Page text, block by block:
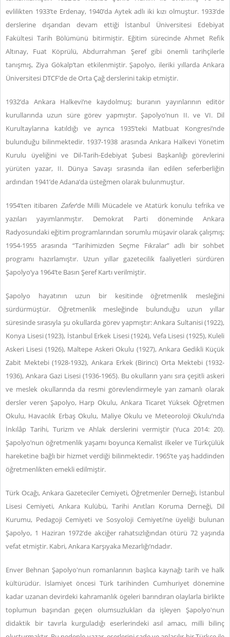
evlilikten 1933’te Erdenay, 1940’da Aytek adlı iki kızı olmuştur. 1933’de
derslerine dışarıdan devam ettiği İstanbul Üniversitesi Edebiyat
Fakültesi Tarih Bölümünü bitirmiştir. Eğitim sürecinde Ahmet Refik
Altınay, Fuat Köprülü, Abdurrahman Şeref gibi önemli tarihçilerle
tanışmış, Ziya Gökalp’tan etkilenmiştir. Şapolyo, ileriki yıllarda Ankara
Üniversitesi DTCF’de de Orta Çağ derslerini takip etmiştir.
1932’da Ankara Halkevi’ne kaydolmuş; buranın yayınlarının editör
kurullarında uzun süre görev yapmıştır. Şapolyo’nun II. ve VI. Dil
Kurultaylarına katıldığı ve ayrıca 1935’teki Matbuat Kongresi’nde
bulunduğu bilinmektedir. 1937-1938 arasında Ankara Halkevi Yönetim
Kurulu üyeliğini ve Dil-Tarih-Edebiyat Şubesi Başkanlığı görevlerini
yürüten yazar, II. Dünya Savaşı sırasında ilan edilen seferberliğin
ardından 1941’de Adana’da üsteğmen olarak bulunmuştur.
1954’ten itibaren Zafer’de Milli Mücadele ve Atatürk konulu tefrika ve
yazıları yayımlanmıştır. Demokrat Parti döneminde Ankara
Radyosundaki eğitim programlarından sorumlu müşavir olarak çalışmış;
1954-1955 arasında “Tarihimizden Seçme Fıkralar” adlı bir sohbet
programı hazırlamıştır. Uzun yıllar gazetecilik faaliyetleri sürdüren
Şapolyo’ya 1964’te Basın Şeref Kartı verilmiştir.
Şapolyo hayatının uzun bir kesitinde öğretmenlik mesleğini
sürdürmüştür. Öğretmenlik mesleğinde bulunduğu uzun yıllar
süresinde sırasıyla şu okullarda görev yapmıştır: Ankara Sultanisi (1922),
Konya Lisesi (1923), İstanbul Erkek Lisesi (1924), Vefa Lisesi (1925), Kuleli
Askeri Lisesi (1926), Maltepe Askeri Okulu (1927), Ankara Gedikli Küçük
Zabit Mektebi (1928-1932), Ankara Erkek (Birinci) Orta Mektebi (1932-
1936), Ankara Gazi Lisesi (1936-1965). Bu okulların yanı sıra çeşitli askeri
ve meslek okullarında da resmi görevlendirmeyle yarı zamanlı olarak
dersler veren Şapolyo, Harp Okulu, Ankara Ticaret Yüksek Öğretmen
Okulu, Havacılık Erbaş Okulu, Maliye Okulu ve Meteoroloji Okulu’nda
İnkılâp Tarihi, Turizm ve Ahlak derslerini vermiştir (Yuca 2014: 20).
Şapolyo’nun öğretmenlik yaşamı boyunca Kemalist ilkeler ve Türkçülük
hareketine bağlı bir hizmet verdiği bilinmektedir. 1965’te yaş haddinden
öğretmenlikten emekli edilmiştir.
Türk Ocağı, Ankara Gazeteciler Cemiyeti, Öğretmenler Derneği, İstanbul
Lisesi Cemiyeti, Ankara Kulübü, Tarihi Anıtları Koruma Derneği, Dil
Kurumu, Pedagoji Cemiyeti ve Sosyoloji Cemiyeti’ne üyeliği bulunan
Şapolyo, 1 Haziran 1972’de akciğer rahatsızlığından ötürü 72 yaşında
vefat etmiştir. Kabri, Ankara Karşıyaka Mezarlığı’ndadır.
Enver Behnan Şapolyo'nun romanlarının başlıca kaynağı tarih ve halk
kültürüdür. İslamiyet öncesi Türk tarihinden Cumhuriyet dönemine
kadar uzanan devirdeki kahramanlık ögeleri barındıran olaylarla birlikte
toplumun başından geçen olumsuzlukları da işleyen Şapolyo'nun
didaktik bir tavırla kurguladığı eserlerindeki asıl amacı, milli bilinç